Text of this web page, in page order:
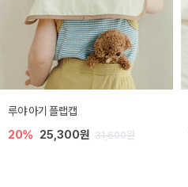
루야 아기 플랩캡
20% 25,300원 31,600원